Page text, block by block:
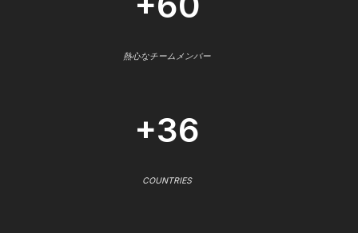
熱心なチームメンバー
+36
COUNTRIES